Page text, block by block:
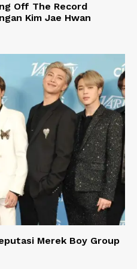
Off The Record
Kim Jae Hwan
Merek Boy Group